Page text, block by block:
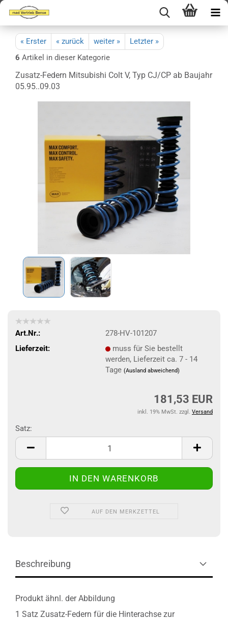
« Erster « zurück weiter »
Letzter »
6 Artikel in dieser Kategorie
Zusatz-Federn Mitsubishi Colt V, Typ CJ/CP ab Baujahr
05.95..09.03
Art.Nr.:
278-HV-101207
Lieferzeit:
muss für Sie bestellt
werden, Lieferzeit ca. 7 - 14
Tage (Ausland abweichend)
181,53 EUR
inkl. 19% MwSt. zzgl. Versand
Satz:
Satz
AUF DEN MERKZETTEL
Beschreibung
Produkt ähnl. der Abbildung
1 Satz Zusatz-Federn für die Hinterachse zur